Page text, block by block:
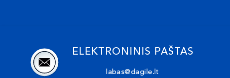
ELEKTRONINIS PAŠTAS
labas@dagile.lt